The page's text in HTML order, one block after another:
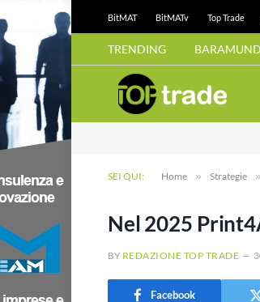
BitMAT BitMATv Top Trade
TRENDING
SEI QUI: Home » Strategie »
Nel 2025
BY REDAZIONE TOP TRADE
Facebook